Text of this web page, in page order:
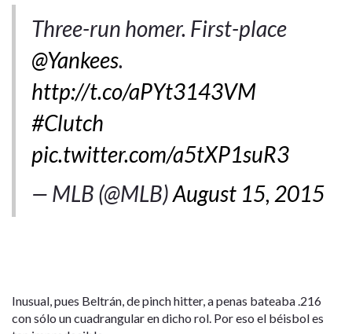
Three-run homer. First-place
@Yankees.
http://t.co/aPYt3143VM
#Clutch
pic.twitter.com/a5tXP1suR3
— MLB (@MLB)August 15, 2015
Inusual, pues Beltrán, de pinch hitter, a penas bateaba .216
con sólo un cuadrangular en dicho rol. Por eso el béisbol es